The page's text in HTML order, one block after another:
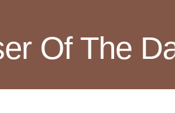
Of The